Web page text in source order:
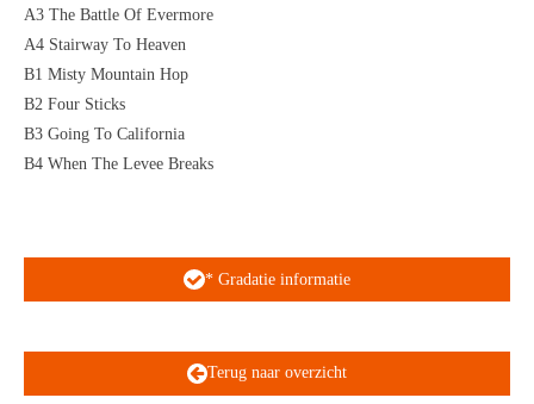
A3 The Battle Of Evermore
A4 Stairway To Heaven
B1 Misty Mountain Hop
B2 Four Sticks
B3 Going To California
B4 When The Levee Breaks
* Gradatie informatie
Terug naar overzicht